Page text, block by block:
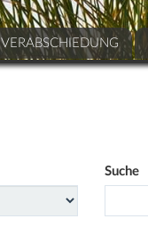
VERABSCHIEDUNG
Suche